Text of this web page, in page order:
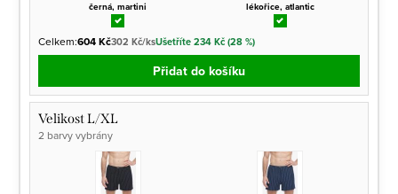
černá, martini lékořice, atlantic
Celkem:604 Kč302 Kč/ksUšetříte 234 Kč (28 %)
Přidat do košíku
Velikost L/XL
2 barvy vybrány